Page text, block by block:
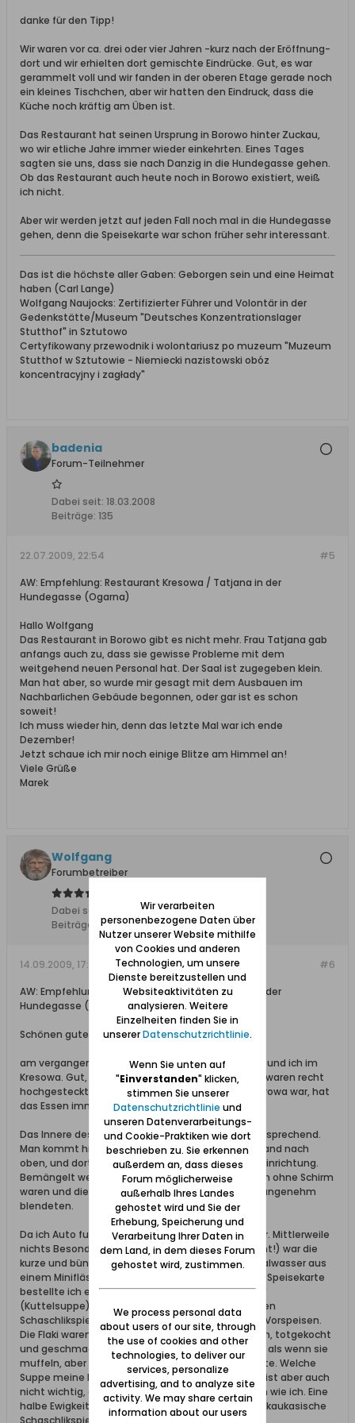
danke für den Tipp!
Wir waren vor ca. drei oder vier Jahren -kurz nach der Eröffnung-
dort und wir erhielten dort gemischte Eindrücke. Gut, es war
gerammelt voll und wir fanden in der oberen Etage gerade noch
ein kleines Tischchen, aber wir hatten den Eindruck, dass die
Küche noch kräftig am Üben ist.
Das Restaurant hat seinen Ursprung in Borowo hinter Zuckau,
wo wir etliche Jahre immer wieder einkehrten. Eines Tages
sagten sie uns, dass sie nach Danzig in die Hundegasse gehen.
Ob das Restaurant auch heute noch in Borowo existiert, weiß
ich nicht.
Aber wir werden jetzt auf jeden Fall noch mal in die Hundegasse
gehen, denn die Speisekarte war schon früher sehr interessant.
Das ist die höchste aller Gaben: Geborgen sein und eine Heimat
haben (Carl Lange)
Wolfgang Naujocks: Zertifizierter Führer und Volontär in der
Gedenkstätte/Museum "Deutsches Konzentrationslager
Stutthof" in Sztutowo
Certyfikowany przewodnik i wolontariusz po muzeum "Muzeum
Stutthof w Sztutowie - Niemiecki nazistowski obóz
koncentracyjny i zagłady"
badenia
Forum-Teilnehmer
Dabei seit: 18.03.2008
Beiträge: 135
#5
22.07.2009, 22:54
AW: Empfehlung: Restaurant Kresowa / Tatjana in der
Hundegasse (Ogarna)
Hallo Wolfgang
Das Restaurant in Borowo gibt es nicht mehr. Frau Tatjana gab
anfangs auch zu, dass sie gewisse Probleme mit dem
weitgehend neuen Personal hat. Der Saal ist zugegeben klein.
Man hat aber, so wurde mir gesagt mit dem Ausbauen im
Nachbarlichen Gebäude begonnen, oder gar ist es schon
soweit!
Ich muss wieder hin, denn das letzte Mal war ich ende
Dezember!
Jetzt schaue ich mir noch einige Blitze am Himmel an!
Viele Grüße
Marek
Wolfgang
Forumbetreiber
Dabei seit:
10.02.2008
Beiträge:
11627
#6
14.09.2009, 17:22
AW: Empfehlung: Restaurant Kresowa / Tatjana in der
Hundegasse (Ogarna)
Schönen guten Nachmittag,
am vergangenen Freitag Abend waren meine Frau und ich im
Kresowa. Gut, ich gebe es zu, unsere Erwartungen waren recht
hochgesteckt, aber als das Restaurant noch in Borowa war, hat
das Essen immer geschmeckt.
Das Innere des Restaurants ist eigentlich recht ansprechend.
Man kommt hinein, ein Treppe führt zur rechten Hand nach
oben, und dort findet man dann auch eine nette Einrichtung.
Bemängelt werden muss jedoch, dass alle Lampen ohne Schirm
waren und die gleißenden nackten Glühbirnen unangenehm
blendeten.
Da ich Auto fuhr, fragte ich nach alkoholfreiem Bier. Mittlerweile
nichts Besonderes mehr. "Nie ma!" (haben wir nicht!) war die
kurze und bündige Antwort. Gut, dann eben Mineralwasser aus
einem Minifläschchen zu einem Maxipreis. Aus der Speisekarte
bestellte ich eines meiner Lieblingsgerichte: "Flaki"
(Kuttelsuppe), als Hauptgericht einen kaukasischen
Schaschlikspieß. Nach ewig langer Zeit kamen die Vorspeisen.
Die Flaki waren, ich sage das mal sehr diplomatisch, totgekocht
und geschmacksneutral. Gut, immer noch besser, als wenn sie
muffeln, aber trotzdem nicht das was ich erwartete. Welche
Suppe meine Frau hatte, weiß ich nicht mehr, das ist aber auch
nicht wichtig, denn sie war ebensowenig zufrieden wie ich. Eine
halbe Ewigkeit später kam mein Hauptgericht, der kaukasische
Schaschlikspieß.
Wir verarbeiten
personenbezogene Daten über
Nutzer unserer Website mithilfe
von Cookies und anderen
Technologien, um unsere
Dienste bereitzustellen und
Websiteaktivitäten zu
analysieren. Weitere
Einzelheiten finden Sie in
unsererDatenschutzrichtlinie.
Wenn Sie unten auf
"Einverstanden" klicken,
stimmen Sie unserer
Datenschutzrichtlinie und
unseren Datenverarbeitungs-
und Cookie-Praktiken wie dort
beschrieben zu. Sie erkennen
außerdem an, dass dieses
Forum möglicherweise
außerhalb Ihres Landes
gehostet wird und Sie der
Erhebung, Speicherung und
Verarbeitung Ihrer Daten in
dem Land, in dem dieses Forum
gehostet wird, zustimmen.
We process personal data
about users of our site, through
the use of cookies and other
technologies, to deliver our
services, personalize
advertising, and to analyze site
activity. We may share certain
information about our users